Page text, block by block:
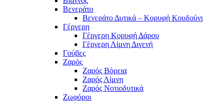
Βενεράτο
Βενεράτο Δυτικά – Κορυφή Κουδούνι
Γέργερη
Γέργερη Κορυφή Δάρου
Γέργερη Λίμνη Διγενή
Γούβες
Ζαρός
Ζαρός Βόρεια
Ζαρός Λίμνη
Ζαρός Νοτιοδυτικά
Ζωφόροι